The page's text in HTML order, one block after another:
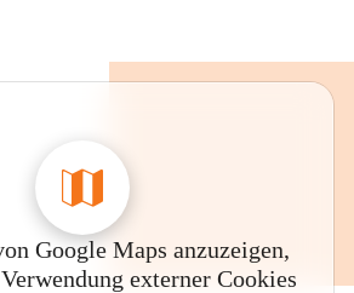
Google Maps anzuzeigen,
externer Cookies